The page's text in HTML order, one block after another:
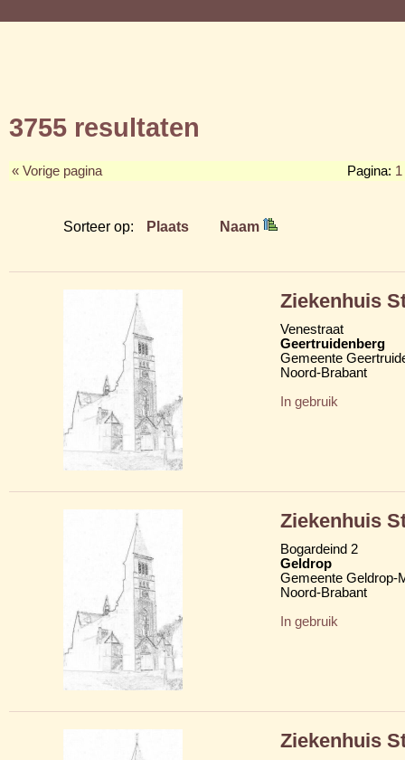
3755 resultaten
« Vorige pagina Pagina: 1
Sorteer op: Plaats Naam
Ziekenhuis
Venestraat
Geertruidenberg
Gemeente
Noord-Brabant
In gebruik
Ziekenhuis
Bogardeind 2
Geldrop
Gemeente Geldrop-
Noord-Brabant
In gebruik
Ziekenhuis